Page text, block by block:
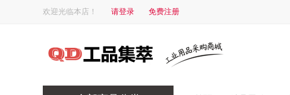
欢迎光临本店！ 请登录 免费注册